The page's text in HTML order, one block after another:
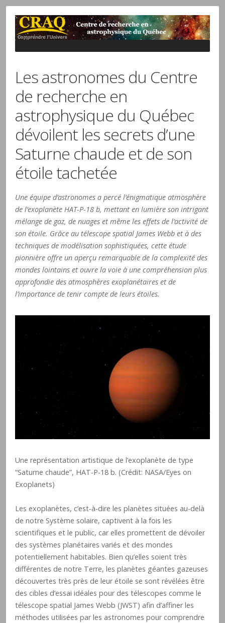
Les astronomes du Centre
de recherche en
astrophysique du Québec
dévoilent les secrets d’une
Saturne chaude et de son
étoile tachetée
Une équipe d’astronomes a percé l’énigmatique atmosphère
de l’exoplanète HAT-P-18 b, mettant en lumière son intrigant
mélange de gaz, de nuages et même les effets de l’activité de
son étoile. Grâce au télescope spatial James Webb et à des
techniques de modélisation sophistiquées, cette étude
pionnière offre un aperçu remarquable de la complexité des
mondes lointains et ouvre la voie à une compréhension plus
approfondie des atmosphères exoplanétaires et de
l’importance de tenir compte de leurs étoiles.
Une représentation artistique de l’exoplanète de type
“Saturne chaude”, HAT-P-18 b. (Crédit: NASA/Eyes on
Exoplanets)
Les exoplanètes, c’est-à-dire les planètes situées au-delà
de notre Système solaire, captivent à la fois les
scientifiques et le public, car elles promettent de dévoiler
des systèmes planétaires variés et des mondes
potentiellement habitables. Bien qu’elles soient très
différentes de notre Terre, les planètes géantes gazeuses
découvertes très près de leur étoile se sont révélées être
des cibles d’essai idéales pour des télescopes comme le
télescope spatial James Webb (JWST) afin d’affiner les
méthodes utilisées par les astronomes pour comprendre